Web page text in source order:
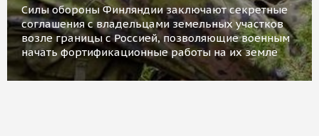
Силы обороны Финляндии заключают секретные
соглашения с владельцами земельных участков
возле границы с Россией, позволяющие военным
начать фортификационные работы на их земле